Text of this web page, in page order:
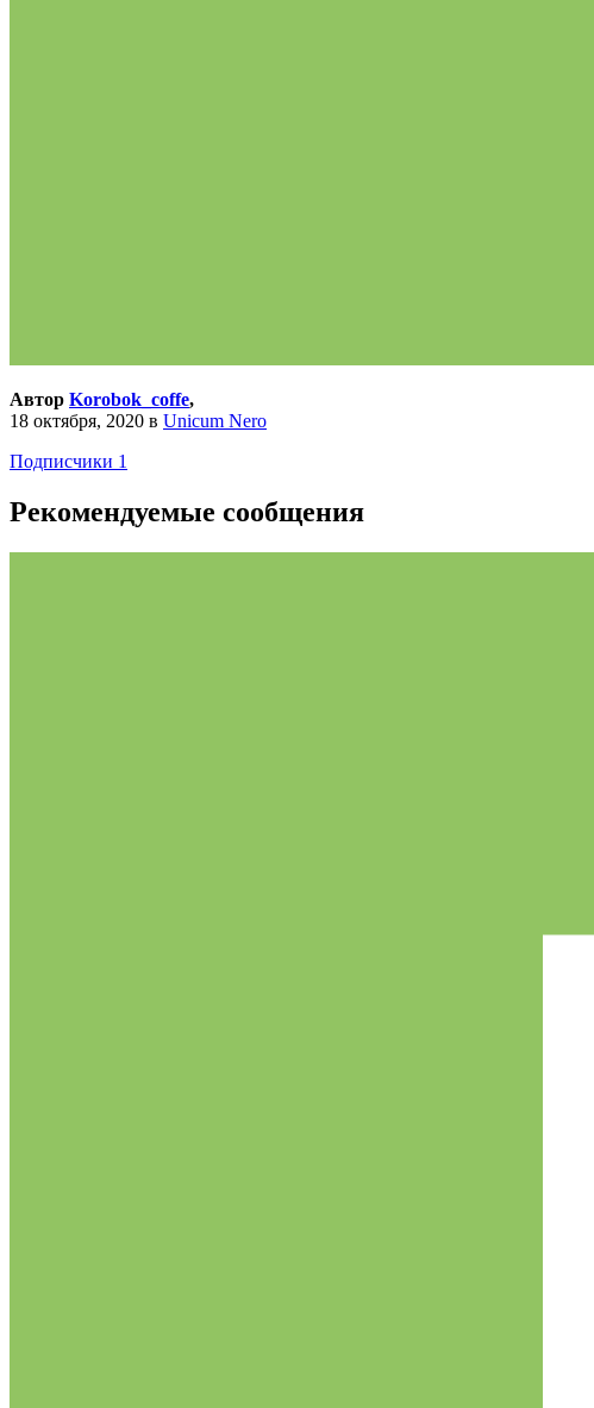
Автор Korobok_coffe,
18 октября, 2020 в Unicum Nero
Подписчики 1
Рекомендуемые сообщения